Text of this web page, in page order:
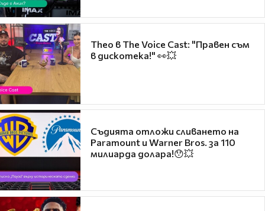
Theo в The Voice Cast: "Правен съм
в дискотека!" 👀💥
Съдията отложи сливането на
Paramount и Warner Bros. за 110
милиарда долара!😯💥